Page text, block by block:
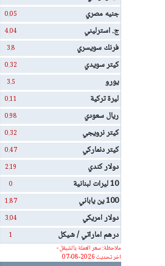
جنيه مصري 0.05
ج. استرليني 4.04
فرنك سويسري 3.8
كيتر سويدي 0.32
يورو 3.5
ليرة تركية 0.11
ريال سعودي 0.98
كيتر نرويجي 0.32
كيتر دنماركي 0.47
دولار كندي 2.19
10 ليرات لبنانية 0
100 ين ياباني 1.87
دولار امريكي 3.04
درهم اماراتي / شيكل
1
ملاحظة: سعر العملة بالشيقل -
اخر تحديث 2026-08-07